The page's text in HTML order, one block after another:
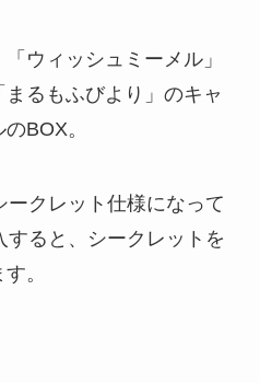
ウィッシュミーメル」
まるもふびより」のキャ
BOX。
クレット仕様になって
ると、シークレットを
。